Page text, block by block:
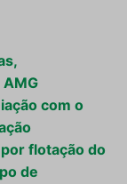
com o
flotação do
de